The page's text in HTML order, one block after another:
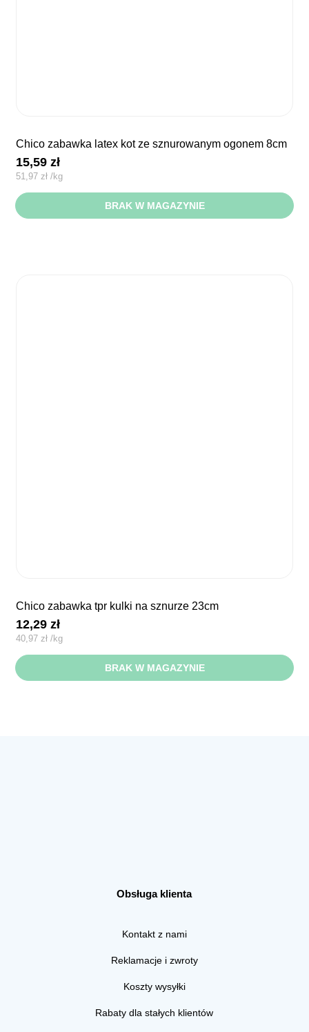
chico zabawka latex kot ze sznurowanym ogonem 8cm
15,59zł
51,97 zł /kg
BRAK W MAGAZYNIE
chico zabawka tpr kulki na sznurze 23cm
12,29zł
40,97 zł /kg
BRAK W MAGAZYNIE
Obsługa klienta
Kontakt z nami
Reklamacje i zwroty
Koszty wysyłki
Rabaty dla stałych klientów